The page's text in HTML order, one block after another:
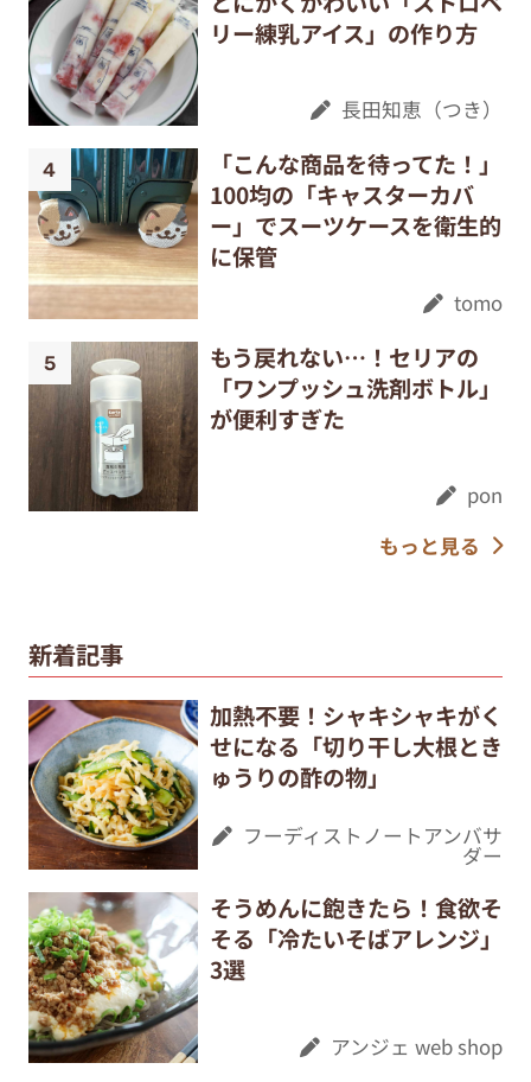
リー練乳アイス」の作り方
長田知恵（つき）
「こんな商品を待ってた！」
100均の「キャスターカバ
ー」でスーツケースを衛生的
に保管
tomo
もう戻れない…！セリアの
「ワンプッシュ洗剤ボトル」
が便利すぎた
pon
もっと見る
新着記事
加熱不要！シャキシャキがく
せになる「切り干し大根とき
ゅうりの酢の物」
フーディストノートアンバサ
ダー
そうめんに飽きたら！食欲そ
そる「冷たいそばアレンジ」
3選
アンジェ web shop